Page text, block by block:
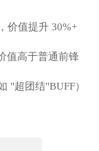
价值提升 30%+
值高于普通前锋
"超团结"BUFF）